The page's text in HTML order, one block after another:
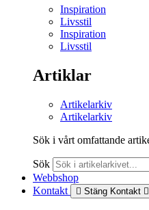
Inspiration
Livsstil
Inspiration
Livsstil
Artiklar
Artikelarkiv
Artikelarkiv
Sök i vårt omfattande
Sök
Webbshop
Kontakt
Stäng Kontakt